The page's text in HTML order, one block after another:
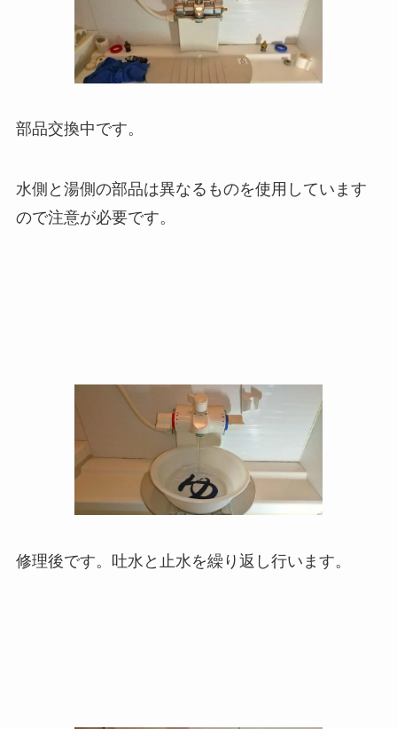
部品交換中です。
水側と湯側の部品は異なるものを使用しています
ので注意が必要です。
修理後です。吐水と止水を繰り返し行います。